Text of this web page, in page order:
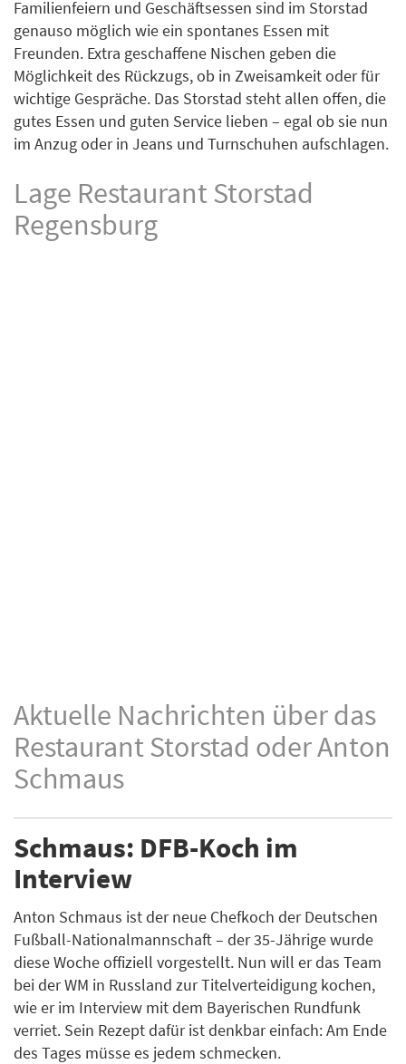
Familienfeiern und Geschäftsessen sind im Storstad
genauso möglich wie ein spontanes Essen mit
Freunden. Extra geschaffene Nischen geben die
Möglichkeit des Rückzugs, ob in Zweisamkeit oder für
wichtige Gespräche. Das Storstad steht allen offen, die
gutes Essen und guten Service lieben – egal ob sie nun
im Anzug oder in Jeans und Turnschuhen aufschlagen.
Lage Restaurant Storstad
Regensburg
Aktuelle Nachrichten über das
Restaurant Storstad oder Anton
Schmaus
Schmaus: DFB-Koch im
Interview
Anton Schmaus ist der neue Chefkoch der Deutschen
Fußball-Nationalmannschaft – der 35-Jährige wurde
diese Woche offiziell vorgestellt. Nun will er das Team
bei der WM in Russland zur Titelverteidigung kochen,
wie er im Interview mit dem Bayerischen Rundfunk
verriet. Sein Rezept dafür ist denkbar einfach: Am Ende
des Tages müsse es jedem schmecken.